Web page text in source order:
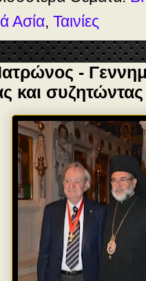
Ασία, Ταινίες
-
και συζητώντας